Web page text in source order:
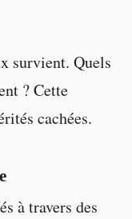
survient. Quels
? Cette
cachées.
à travers des